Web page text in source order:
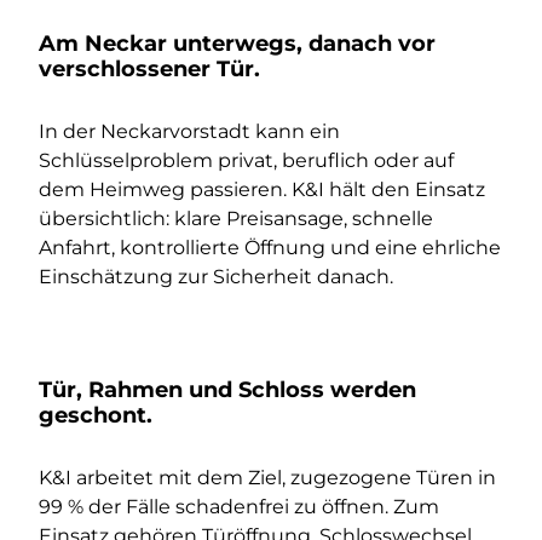
Am Neckar unterwegs, danach vor
verschlossener Tür.
In der Neckarvorstadt kann ein
Schlüsselproblem privat, beruflich oder auf
dem Heimweg passieren. K&I hält den Einsatz
übersichtlich: klare Preisansage, schnelle
Anfahrt, kontrollierte Öffnung und eine ehrliche
Einschätzung zur Sicherheit danach.
Tür, Rahmen und Schloss werden
geschont.
K&I arbeitet mit dem Ziel, zugezogene Türen in
99 % der Fälle schadenfrei zu öffnen. Zum